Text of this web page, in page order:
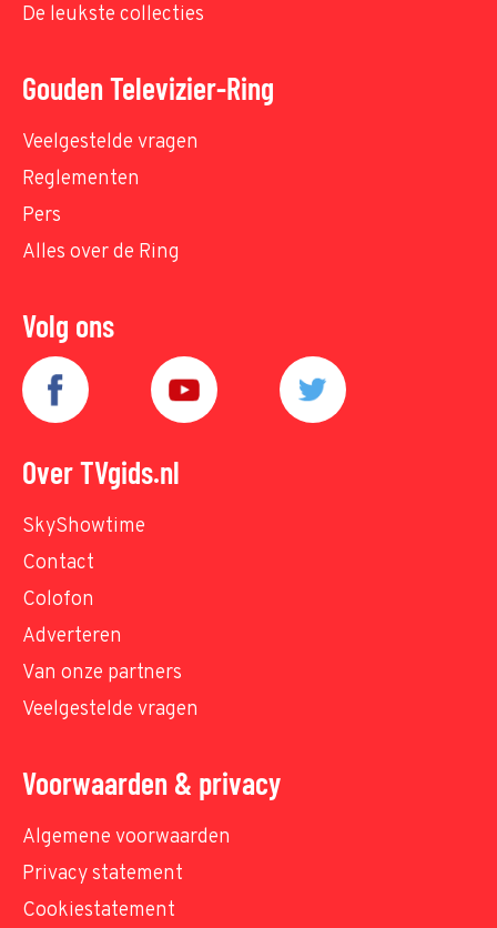
De leukste collecties
Gouden Televizier-Ring
Veelgestelde vragen
Reglementen
Pers
Alles over de Ring
Volg ons
Over TVgids.nl
SkyShowtime
Contact
Colofon
Adverteren
Van onze partners
Veelgestelde vragen
Voorwaarden & privacy
Algemene voorwaarden
Privacy statement
Cookiestatement